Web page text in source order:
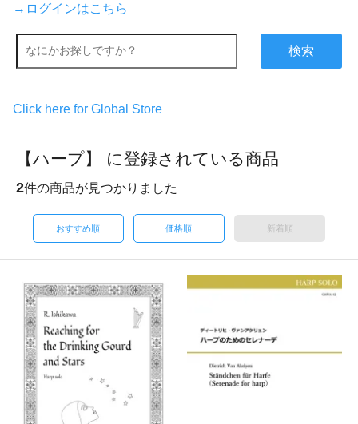
→ログインはこちら
検索
Click here for Global Store
【ハープ】 に登録されている商品
2件の商品が見つかりました
おすすめ順 価格順 新着順